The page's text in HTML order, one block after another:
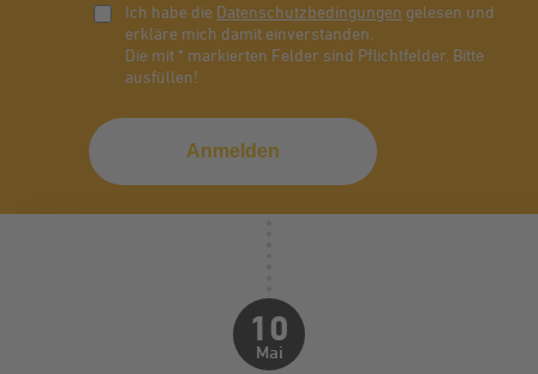
Ich habe die Datenschutzbedingungen gelesen und
erkläre mich damit einverstanden.
Die mit * markierten Felder sind Pflichtfelder. Bitte
ausfüllen!
10
Mai